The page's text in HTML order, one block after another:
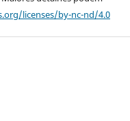
licenses/by-nc-nd/4.0